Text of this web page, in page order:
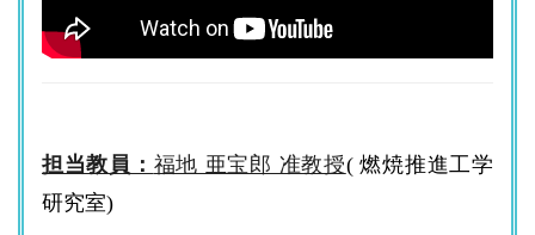
担当教員： 福地 亜宝郎 准教授( 燃焼推進工学
研究室)